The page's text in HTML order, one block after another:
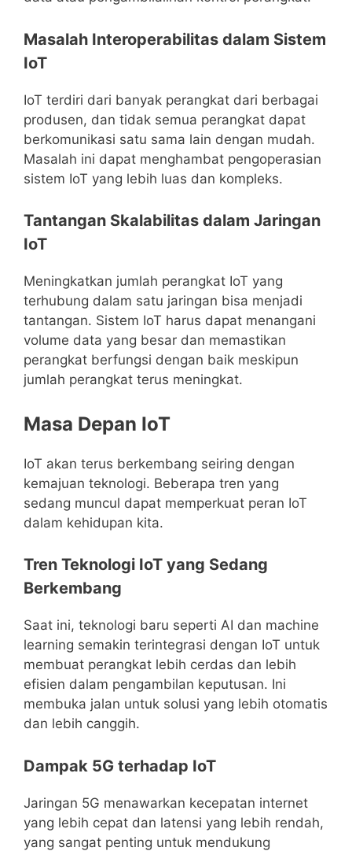
Masalah Interoperabilitas dalam Sistem
IoT
IoT terdiri dari banyak perangkat dari berbagai
produsen, dan tidak semua perangkat dapat
berkomunikasi satu sama lain dengan mudah.
Masalah ini dapat menghambat pengoperasian
sistem IoT yang lebih luas dan kompleks.
Tantangan Skalabilitas dalam Jaringan
IoT
Meningkatkan jumlah perangkat IoT yang
terhubung dalam satu jaringan bisa menjadi
tantangan. Sistem IoT harus dapat menangani
volume data yang besar dan memastikan
perangkat berfungsi dengan baik meskipun
jumlah perangkat terus meningkat.
Masa Depan IoT
IoT akan terus berkembang seiring dengan
kemajuan teknologi. Beberapa tren yang
sedang muncul dapat memperkuat peran IoT
dalam kehidupan kita.
Tren Teknologi IoT yang Sedang
Berkembang
Saat ini, teknologi baru seperti AI dan machine
learning semakin terintegrasi dengan IoT untuk
membuat perangkat lebih cerdas dan lebih
efisien dalam pengambilan keputusan. Ini
membuka jalan untuk solusi yang lebih otomatis
dan lebih canggih.
Dampak 5G terhadap IoT
Jaringan 5G menawarkan kecepatan internet
yang lebih cepat dan latensi yang lebih rendah,
yang sangat penting untuk mendukung